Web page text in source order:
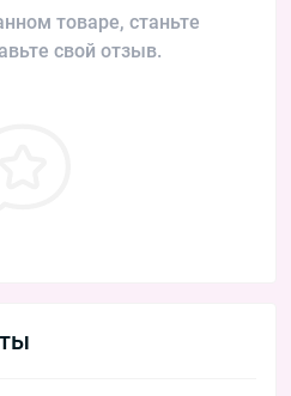
товаре, станьте
свой отзыв.